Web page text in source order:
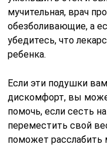
мучительная, врач
обезболивающие, а
убедитесь, что
ребенка.
Если эти подушки
дискомфорт, вы
помочь, если сесть
переместить свой
поможет